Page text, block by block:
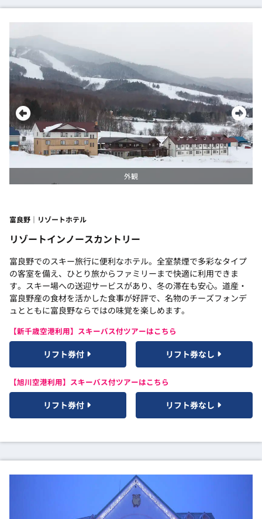
外観
富良野｜リゾートホテル
リゾートインノースカントリー
富良野でのスキー旅行に便利なホテル。全室禁煙で多彩なタイプ
の客室を備え、ひとり旅からファミリーまで快適に利用できま
す。スキー場への送迎サービスがあり、冬の滞在も安心。道産・
富良野産の食材を活かした食事が好評で、名物のチーズフォンデ
ュとともに富良野ならではの味覚を楽しめます。
【新千歳空港利用】スキーバス付ツアーはこちら
リフト券付 リフト券なし
【旭川空港利用】スキーバス付ツアーはこちら
リフト券付 リフト券なし